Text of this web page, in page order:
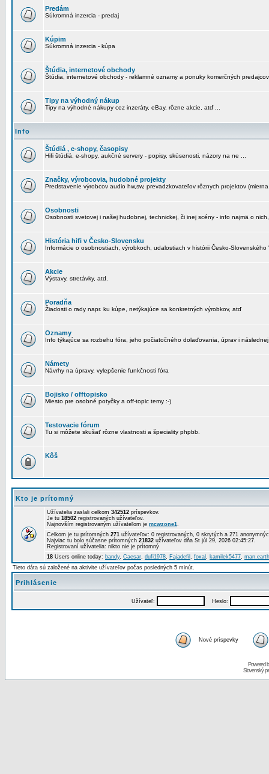
Predám
Súkromná inzercia - predaj
Kúpim
Súkromná inzercia - kúpa
Štúdia, internetové obchody
Štúdia, internetové obchody - reklamné oznamy a ponuky komerčných predajcov
Tipy na výhodný nákup
Tipy na výhodné nákupy cez inzeráty, eBay, rôzne akcie, atď ...
Info
Štúdiá , e-shopy, časopisy
Hifi štúdiá, e-shopy, aukčné servery - popisy, skúsenosti, názory na ne ...
Značky, výrobcovia, hudobné projekty
Predstavenie výrobcov audio hw,sw, prevadzkovateľov rôznych projektov
Osobnosti
Osobnosti svetovej i našej hudobnej, technickej, či inej scény - info najmä o
História hifi v Česko-Slovensku
Informácie o osobnostiach, výrobkoch, udalostiach v histórii Česko-Slovenského
Akcie
Výstavy, stretávky, atd.
Poradňa
Žiadosti o rady napr. ku kúpe, netýkajúce sa konkretných výrobkov, atď
Oznamy
Info týkajúce sa rozbehu fóra, jeho počiatočného dolaďovania, úprav i
Námety
Návrhy na úpravy, vylepšenie funkčnosti fóra
Bojisko / offtopisko
Miesto pre osobné potyčky a off-topic temy :-)
Testovacie fórum
Tu si môžete skušať rôzne vlastnosti a špeciality phpbb.
Kôš
Kto je prítomný
Užívatelia zaslali celkom 342512 príspevkov.
Je tu 18502 registrovaných užívateľov.
Najnovším registrovaným užívateľom je mcwzone1.
Celkom je tu prítomných 271 užívateľov: 0 registrovaných, 0 skrytých a 271
Najviac tu bolo súčasne prítomných 21832 užívateľov dňa St júl 29, 2026 02:45:27.
Registrovaní užívatelia: nikto nie je prítomný
18 Users online today: bandy, Caesar, dufi1978, Fajadefil , foxal , kamilek5477, man.earth
Tieto dáta sú založené na aktivite užívateľov počas posledných 5 minút.
Prihlásenie
Užívateľ: Heslo:
Nové príspevky
Powered
Slovenský